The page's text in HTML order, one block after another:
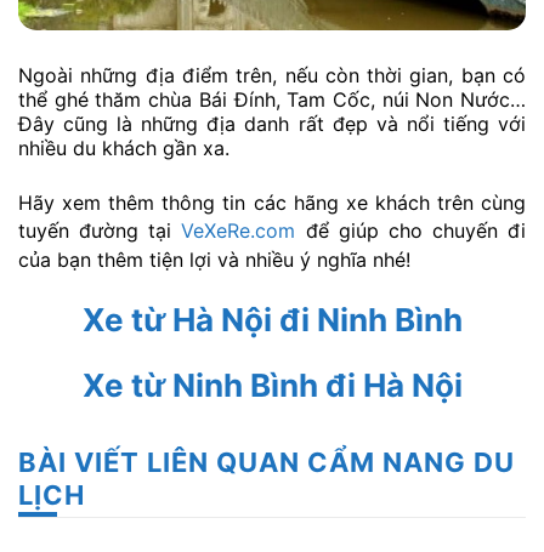
Ngoài những địa điểm trên, nếu còn thời gian, bạn có
thể ghé thăm chùa Bái Đính, Tam Cốc, núi Non Nước…
Đây cũng là những địa danh rất đẹp và nổi tiếng với
nhiều du khách gần xa.
Hãy xem thêm thông tin các hãng xe khách trên cùng
tuyến đường tạiVeXeRe.com để giúp cho chuyến đi
của bạn thêm tiện lợi và nhiều ý nghĩa nhé!
Xe từ Hà Nội đi Ninh Bình
Xe từ Ninh Bình đi Hà Nội
BÀI VIẾT LIÊN QUAN CẨM NANG DU
LỊCH